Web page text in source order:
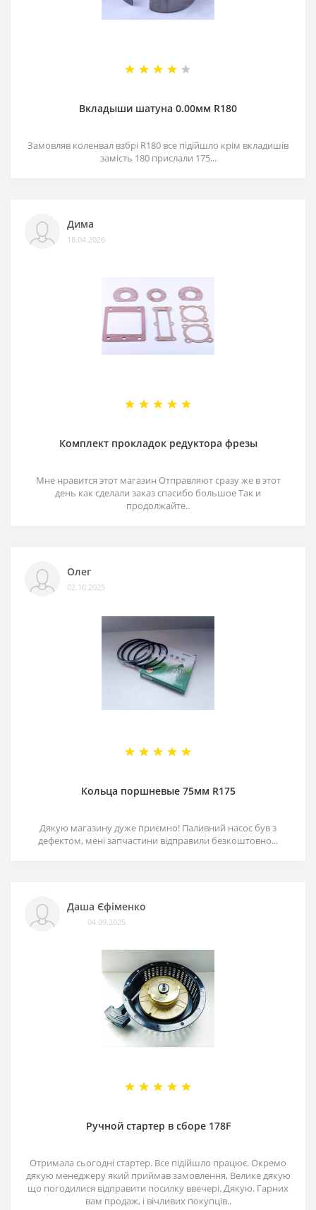
Вкладыши шатуна 0.00мм R180
Замовляв коленвал взбрі R180 все підійшло крім вкладишів
замість 180 прислали 175...
Дима
18.04.2026
Комплект прокладок редуктора фрезы
Мне нравится этот магазин Отправляют сразу же в этот
день как сделали заказ спасибо большое Так и
продолжайте..
Олег
02.10.2025
Кольца поршневые 75мм R175
Дякую магазину дуже приємно! Паливний насос був з
дефектом, мені запчастини відправили безкоштовно...
Даша Єфіменко
04.09.2025
Ручной стартер в сборе 178F
Отримала сьогодні стартер. Все підійшло працює. Окремо
дякую менеджеру який приймав замовлення, Велике дякую
що погодилися відправити посилку ввечері. Дякую. Гарних
вам продаж, і вічливих покупців..